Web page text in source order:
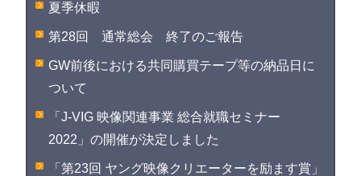
夏季休暇
第28回 通常総会 終了のご報告
GW前後における共同購買テープ等の納品日に
ついて
「J-VIG 映像関連事業 総合就職セミナー
2022」の開催が決定しました
「第23回 ヤング映像クリエーターを励ます賞」